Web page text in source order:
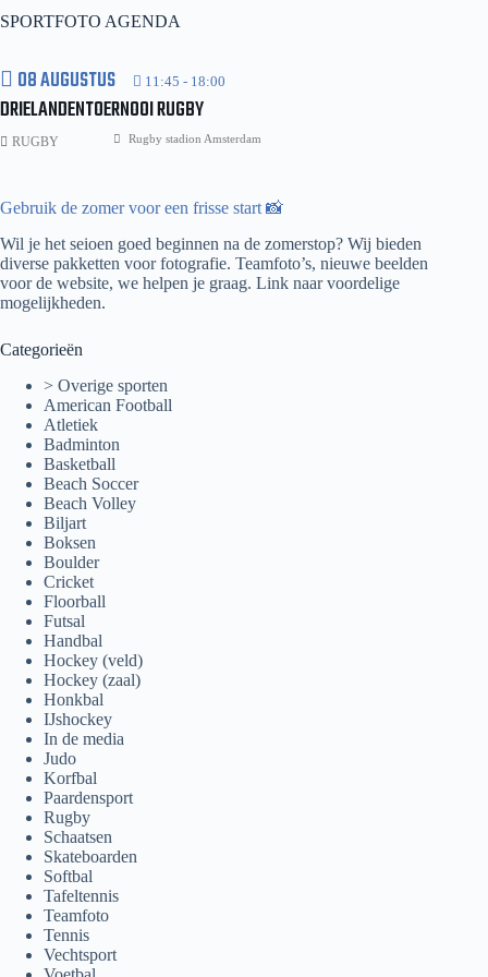
ODI
SPORTFOTO AGENDA
08 AUGUSTUS 11:45 - 18:00
DRIELANDENTOERNOOI RUGBY
Rugby stadion Amsterdam
RUGBY
Gebruik de zomer voor een frisse start 📸
Wil je het seioen goed beginnen na de zomerstop? Wij bieden
diverse pakketten voor fotografie. Teamfoto’s, nieuwe beelden
voor de website, we helpen je graag. Link naar voordelige
mogelijkheden.
Categorieën
> Overige sporten
American Football
Atletiek
Badminton
Basketball
Beach Soccer
Beach Volley
Biljart
Boksen
Boulder
Cricket
Floorball
Futsal
Handbal
Hockey (veld)
Hockey (zaal)
Honkbal
IJshockey
In de media
Judo
Korfbal
Paardensport
Rugby
Schaatsen
Skateboarden
Softbal
Tafeltennis
Teamfoto
Tennis
Vechtsport